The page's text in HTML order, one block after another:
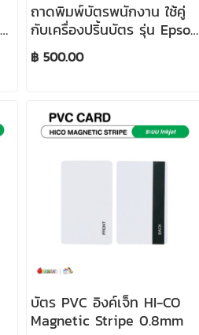
ถาดพิมพ์บัตรพนักงาน ใช้คู่
กับเครื่องปริ้นบัตร รุ่น Epson
L8050 และ Epson L18050
฿ 500.00
บัตร PVC อิงค์เจ็ท HI-CO
Magnetic Stripe 0.8mm